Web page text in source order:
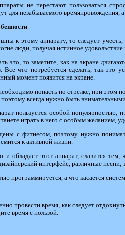
не перестают пользоваться
для незабываемого времяпровождения,
к этому аппарату, то следует
люди, получая истинное
это, то заметите, как на экране
что потребуется сделать, так это
момент появится на экране.
попасть по стрелке, при этом
всегда нужно быть
пользуется особой
играть в него с особым желанием,
с фитнесом, поэтому нужно
к активной жизни.
обладает этот аппарат, славится
интерфейс, различные песни,
программируется, а что касается
провести время, как следует
время с пользой.